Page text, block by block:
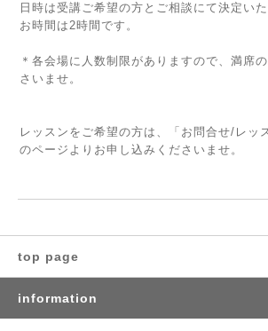
日時は受講ご希望の方とご相談にて決定いた
お時間は2時間です。
＊各会場に人数制限がありますので、満席
さいませ。
レッスンをご希望の方は、
「お問合せ/レッ
のページよりお申し込みくださいませ。
top page
information